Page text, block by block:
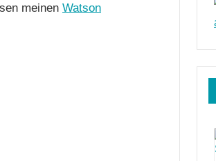
meinen Watson